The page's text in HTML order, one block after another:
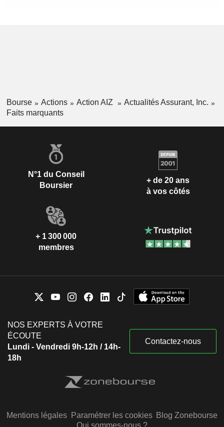
Bourse Actions Action AIZ
Actualités Assurant, Inc.
Faits marquants
N°1 du Conseil
Boursier
+ de 20 ans
à vos côtés
+ 1 300 000
membres
NOS EXPERTS À VOTRE
ÉCOUTE
Lundi - Vendredi 9h-12h / 14h-
18h
Contactez-nous
Mentions légales Paramétrer les cookies Blog Zonebourse
Qui sommes-nous ?